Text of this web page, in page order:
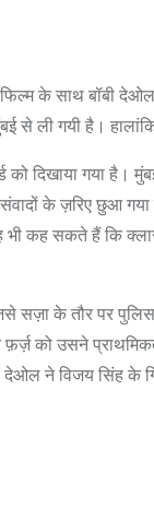
के साथ बॉबी
गयी है। हालांकि
दिखाया गया है।
में संवादों के ज़रिए
भी कह सकते हैं कि
के तौर पर
को उसने
देओल ने विजय सिंह के